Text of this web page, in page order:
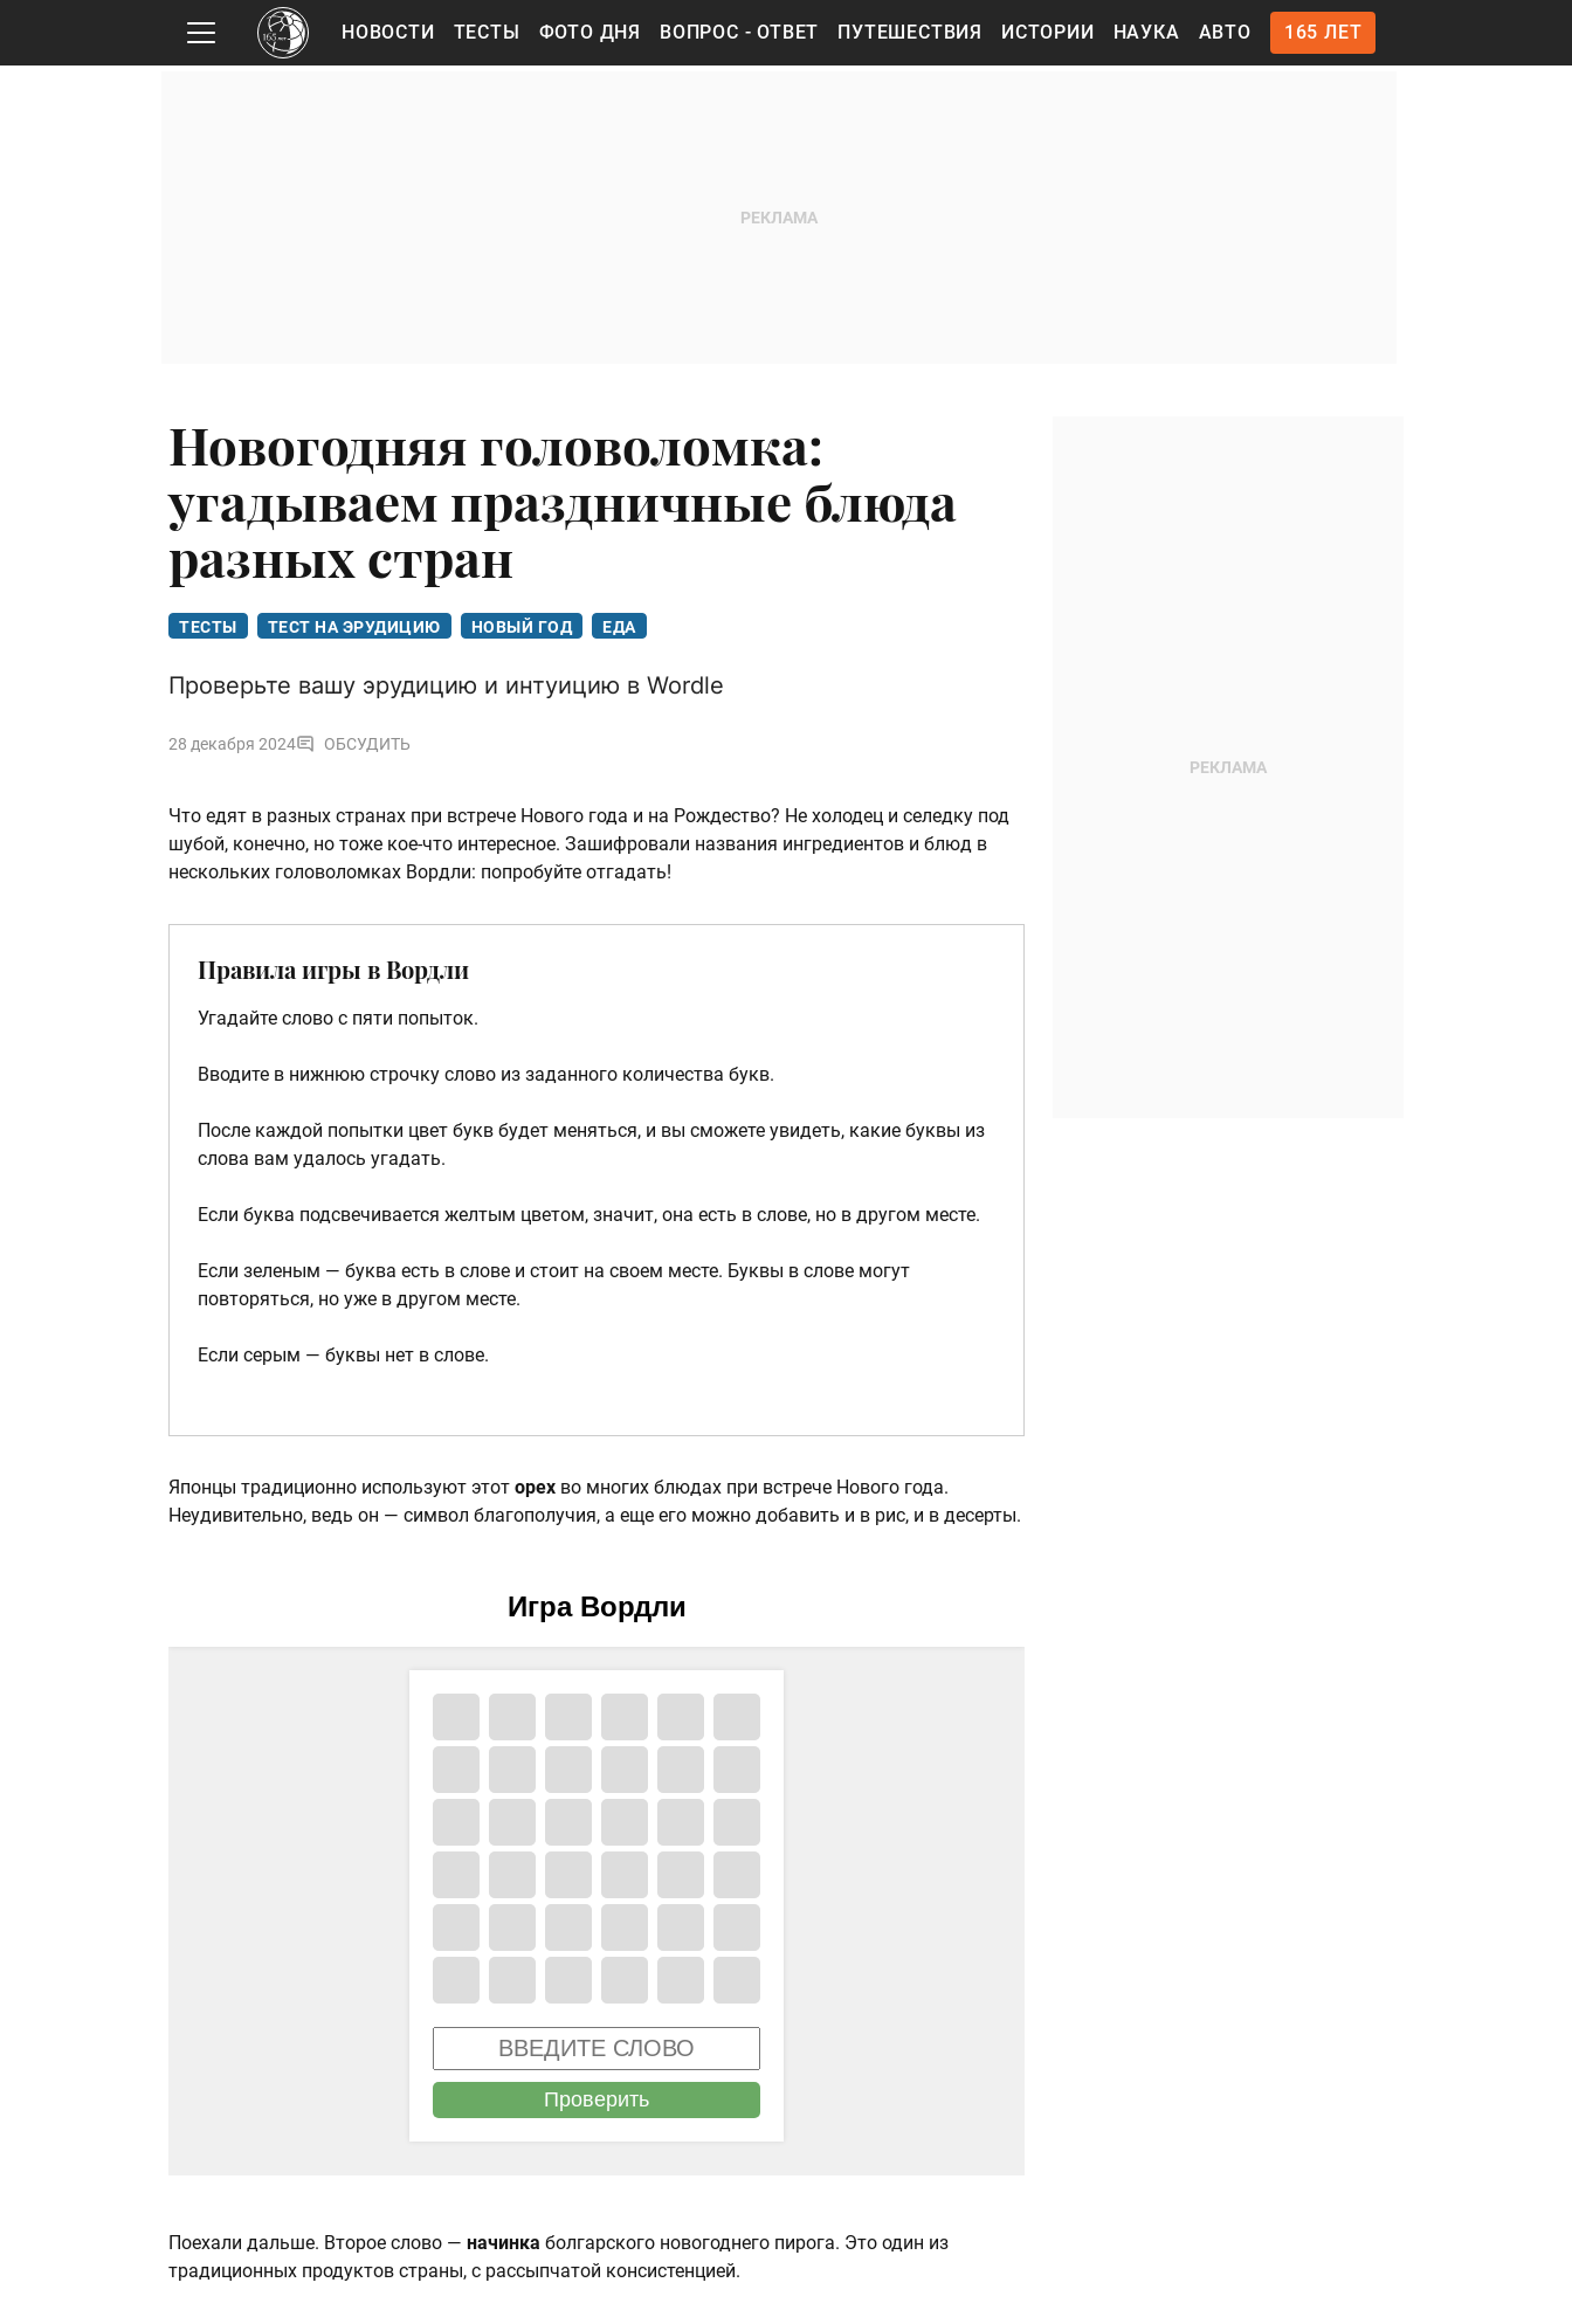
НОВОСТИ ТЕСТЫ ФОТО ДНЯ ВОПРОС - ОТВЕТ ПУТЕШЕСТВИЯ ИСТОРИИ НАУКА АВТО 165 ЛЕТ
Новогодняя головоломка:
угадываем праздничные блюда
разных стран
ТЕСТЫ ТЕСТ НА ЭРУДИЦИЮ НОВЫЙ ГОД ЕДА
Проверьте вашу эрудицию и интуицию в Wordle
28 декабря 2024 ОБСУДИТЬ
Что едят в разных странах при встрече Нового года и на Рождество? Не холодец и селедку под
шубой, конечно, но тоже кое-что интересное. Зашифровали названия ингредиентов и блюд в
нескольких головоломках Вордли: попробуйте отгадать!
Правила игры в Вордли
Угадайте слово с пяти попыток.
Вводите в нижнюю строчку слово из заданного количества букв.
После каждой попытки цвет букв будет меняться, и вы сможете увидеть, какие буквы из
слова вам удалось угадать.
Если буква подсвечивается желтым цветом, значит, она есть в слове, но в другом месте.
Если зеленым — буква есть в слове и стоит на своем месте. Буквы в слове могут
повторяться, но уже в другом месте.
Если серым — буквы нет в слове.
Японцы традиционно используют этот орех во многих блюдах при встрече Нового года.
Неудивительно, ведь он — символ благополучия, а еще его можно добавить и в рис, и в десерты.
Поехали дальше. Второе слово — начинка болгарского новогоднего пирога. Это один из
традиционных продуктов страны, с рассыпчатой консистенцией.